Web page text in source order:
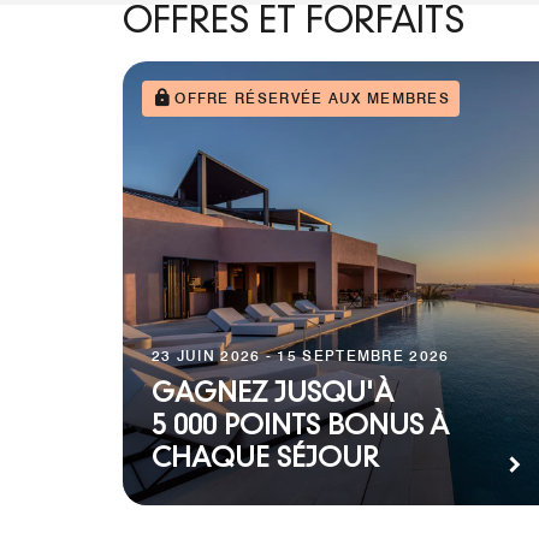
OFFRES ET FORFAITS
OFFRE RÉSERVÉE AUX MEMBRES
23 JUIN 2026 - 15 SEPTEMBRE 2026
GAGNEZ JUSQU'À
5 000 POINTS BONUS À
CHAQUE SÉJOUR